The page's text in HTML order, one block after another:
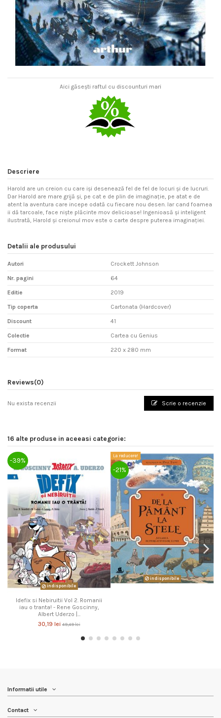
Aici găsești raftul cu discounturi mari
Descriere
Harold are un creion cu care işi desenează fel de fel de locuri şi de lucruri.
Dar Harold are mare grijă şi, pe cat e de plin de imaginaţie, pe atat e de
atent la aventura care incepe odată cu fiecare nou desen. Iar cand foamea
ii dă tarcoale, face nişte plăcinte mov delicioase! Ingenioasă şi inteligent
ilustrată, Harold şi creionul mov este o carte despre puterea imaginaţiei.
Detalii ale produsului
Autori Crockett Johnson
Nr. pagini 64
Editie 2019
Tip coperta Cartonata (Hardcover)
Discount 41
Colectie Cartea cu Genius
Format 220 x 280 mm
Reviews(0)
Nu exista recenzii Scrie o recenzie
16 alte produse in aceeasi categorie:
-39%
indisponibile
Idefix si Nebiruitii Vol 2. Romanii
iau o tranta! - Rene Goscinny,
Albert Uderzo |...
30,19 lei49,49 lei
La reducere!
-21%
indisponibile
Informatii utile
Contact